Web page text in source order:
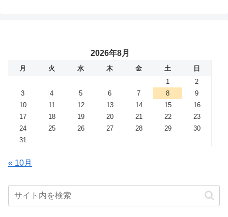
2026年8月
月 火 水 木 金 土
日
1
2
3
4 5 6 7 8
9
10
11 12 13 14 15
16
17
18 19 20 21 22
23
24
25 26 27 28 29
30
31
« 10月